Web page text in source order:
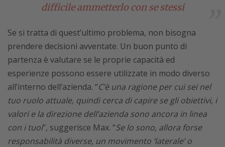
difficile ammetterlo con se stessi
Se si tratta di quest’ultimo problema, non bisogna
prendere decisioni avventate. Un buon punto di
partenza è valutare se le proprie capacità ed
esperienze possono essere utilizzate in modo diverso
all’interno dell’azienda. “C’è una ragione per cui sei nel
tuo ruolo attuale, quindi cerca di capire se gli obiettivi, i
valori e la direzione dell’azienda sono ancora in linea
con i tuoi”, suggerisce Max. “Se lo sono, allora forse
responsabilità diverse, un movimento ‘laterale’ o